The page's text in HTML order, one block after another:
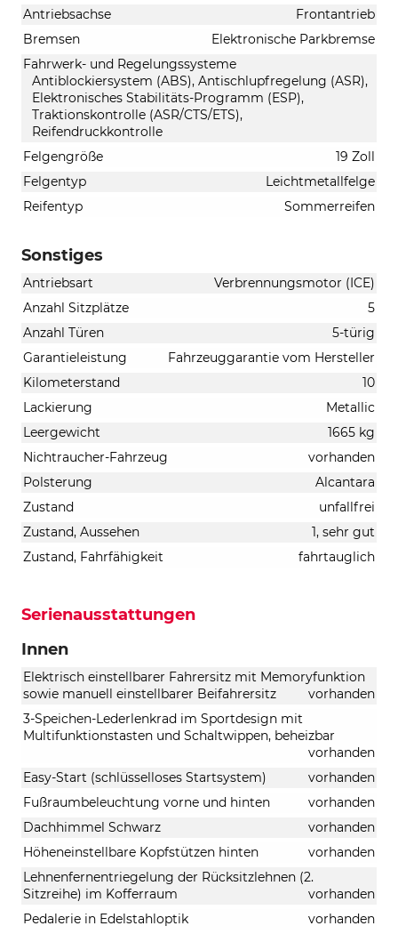
Antriebsachse
Frontantrieb
Bremsen
Elektronische Parkbremse
Fahrwerk- und Regelungssysteme
Antiblockiersystem (ABS), Antischlupfregelung (ASR),
Elektronisches Stabilitäts-Programm (ESP),
Traktionskontrolle (ASR/CTS/ETS),
Reifendruckkontrolle
Felgengröße
19 Zoll
Felgentyp
Leichtmetallfelge
Reifentyp
Sommerreifen
Sonstiges
Antriebsart
Verbrennungsmotor (ICE)
Anzahl Sitzplätze
5
Anzahl Türen
5-türig
Garantieleistung
Fahrzeuggarantie vom Hersteller
Kilometerstand
10
Lackierung
Metallic
Leergewicht
1665 kg
Nichtraucher-Fahrzeug
vorhanden
Polsterung
Alcantara
Zustand
unfallfrei
Zustand, Aussehen
1, sehr gut
Zustand, Fahrfähigkeit
fahrtauglich
Serienausstattungen
Innen
Elektrisch einstellbarer Fahrersitz mit Memoryfunktion
sowie manuell einstellbarer Beifahrersitz
vorhanden
3-Speichen-Lederlenkrad im Sportdesign mit
Multifunktionstasten und Schaltwippen, beheizbar
vorhanden
Easy-Start (schlüsselloses Startsystem)
vorhanden
Fußraumbeleuchtung vorne und hinten
vorhanden
Dachhimmel Schwarz
vorhanden
Höheneinstellbare Kopfstützen hinten
vorhanden
Lehnenfernentriegelung der Rücksitzlehnen (2.
Sitzreihe) im Kofferraum
vorhanden
Pedalerie in Edelstahloptik
vorhanden